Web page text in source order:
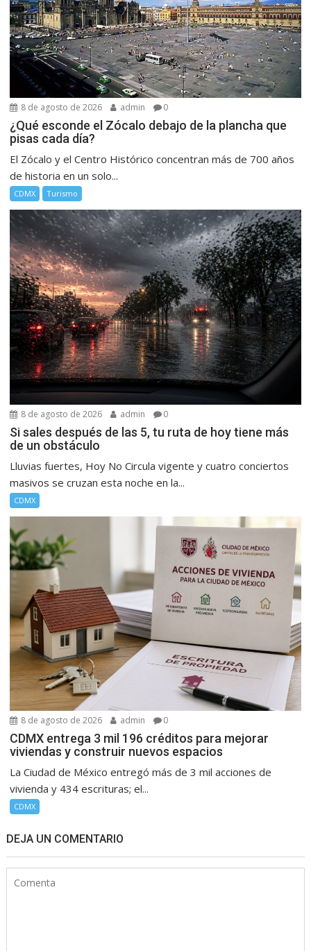
8 de agosto de 2026 admin 0
¿Qué esconde el Zócalo debajo de la plancha que
pisas cada día?
El Zócalo y el Centro Histórico concentran más de 700 años
de historia en un solo...
CDMX Turismo
8 de agosto de 2026 admin 0
Si sales después de las 5, tu ruta de hoy tiene más
de un obstáculo
Lluvias fuertes, Hoy No Circula vigente y cuatro conciertos
masivos se cruzan esta noche en la...
CDMX
8 de agosto de 2026 admin 0
CDMX entrega 3 mil 196 créditos para mejorar
viviendas y construir nuevos espacios
La Ciudad de México entregó más de 3 mil acciones de
vivienda y 434 escrituras; el...
CDMX
DEJA UN COMENTARIO